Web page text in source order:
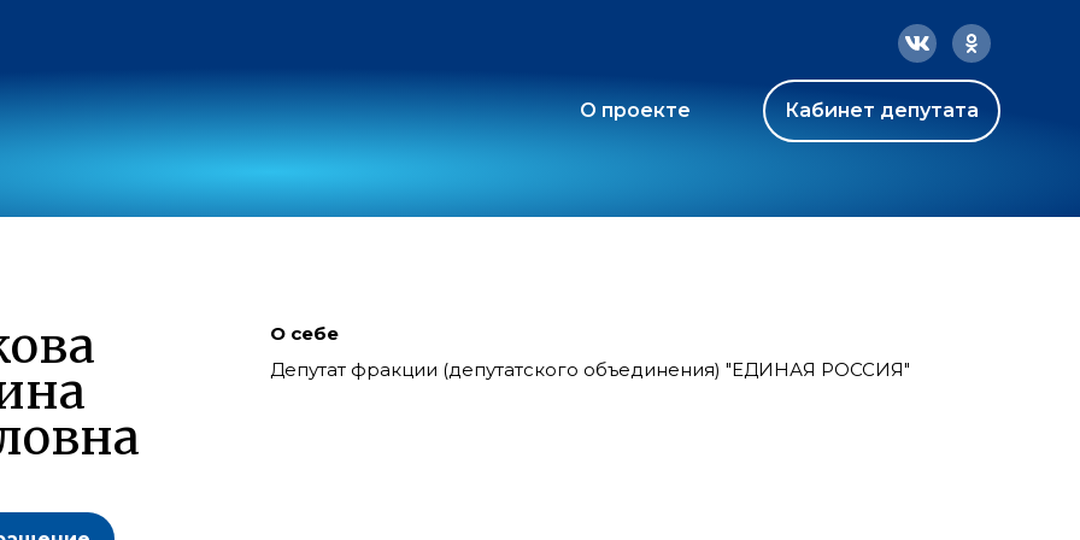
О проекте Кабинет депутата
О себе
Депутат фракции (депутатского объединения) "ЕДИНАЯ РОССИЯ"